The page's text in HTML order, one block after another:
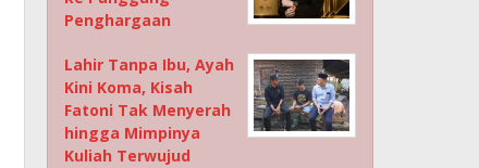
Penghargaan
Lahir Tanpa Ibu, Ayah
Kini Koma, Kisah
Fatoni Tak Menyerah
hingga Mimpinya
Kuliah Terwujud